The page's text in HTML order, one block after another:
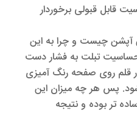
قابل قبولی برخوردار
آپشن چیست و چرا به این
حساسیت تبلت به فشار دست
قلم روی صفحه رنگ آمیزی
شود. پس هر چه میزان این
تر بوده و نتیجه